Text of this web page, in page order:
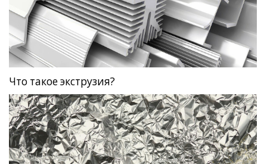
Что такое экструзия?